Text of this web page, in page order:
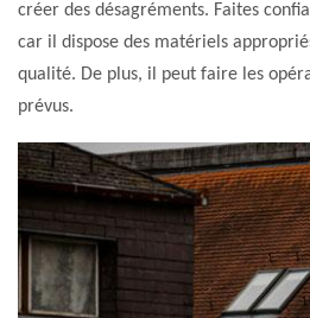
créer des désagréments. Faites
car il dispose des matériels
qualité. De plus, il peut faire les
prévus.